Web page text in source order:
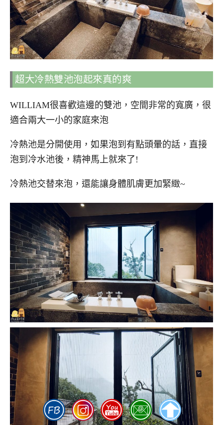
超大冷熱雙池泡起來真的爽
WILLIAM很喜歡這邊的雙池，空間非常的寬廣，很
適合兩大一小的家庭來泡
冷熱池是分開使用，如果泡到有點頭暈的話，直接
泡到冷水池後，精神馬上就來了!
冷熱池交替來泡，還能讓身體肌膚更加緊緻~